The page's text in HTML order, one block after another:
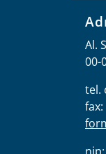
Al.
00-
tel.
fax: